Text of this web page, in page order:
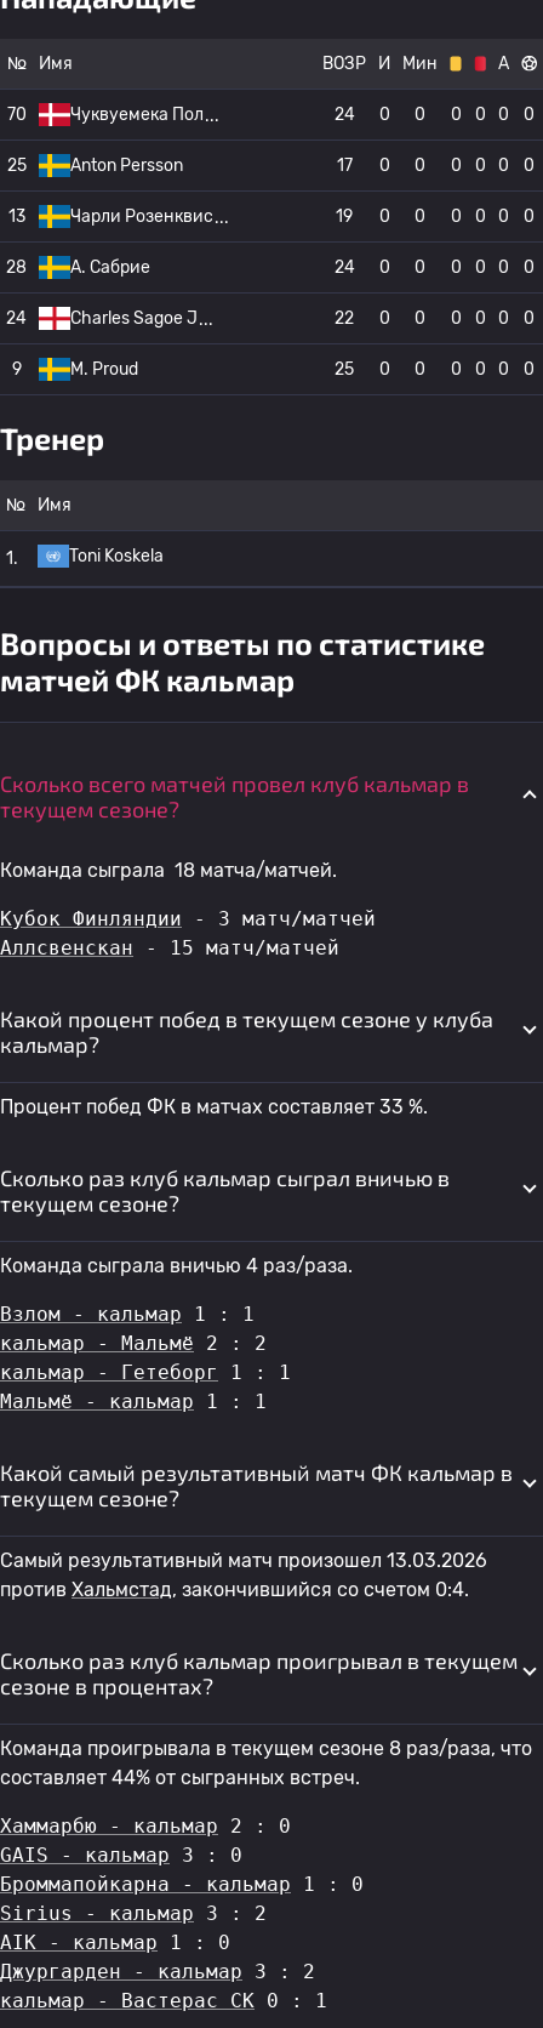
№ Имя ВОЗР И Мин А
70 Чуквуемека Пол 24 0 0 0 0 0 0
25 Anton Persson 17 0 0 0 0 0 0
13 Чарли Розенквис 19 0 0 0 0 0 0
28 А. Сабрие 24 0 0 0 0 0 0
24 Charles Sagoe J 22 0 0 0 0 0 0
9 M. Proud 25 0 0 0 0 0 0
Тренер
№ Имя
1. Toni Koskela
Вопросы и ответы по статистике
матчей ФК кальмар
Сколько всего матчей провел клуб кальмар в
текущем сезоне?
Команда сыграла 18 матча/матчей.
Кубок Финляндии - 3 матч/матчей
Аллсвенскан - 15 матч/матчей
Какой процент побед в текущем сезоне у клуба
кальмар?
Процент побед ФК в матчах составляет 33 %.
Сколько раз клуб кальмар сыграл вничью в
текущем сезоне?
Команда сыграла вничью 4 раз/раза.
Взлом - кальмар 1 : 1
кальмар - Мальмё 2 : 2
кальмар - Гетеборг
1 : 1
Мальмё - кальмар 1 : 1
Какой самый результативный матч ФК кальмар в
текущем сезоне?
Самый результативный матч произошел 13.03.2026
против Хальмстад, закончившийся со счетом 0:4.
Сколько раз клуб кальмар проигрывал в текущем
сезоне в процентах?
Команда проигрывала в текущем сезоне 8 раз/раза, что
составляет 44% от сыгранных встреч.
Хаммарбю - кальмар 2 : 0
GAIS - кальмар 3 : 0
Броммапойкарна - кальмар 1 : 0
Sirius - кальмар 3 : 2
AIK - кальмар 1 : 0
Джургарден - кальмар 3 : 2
кальмар - Вастерас СК 0 : 1